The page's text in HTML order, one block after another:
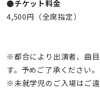
●チケット料金
4,500円（全席指定）
※都合により出演者、曲
す。予めご了承ください。
※未就学児のご入場はご遠